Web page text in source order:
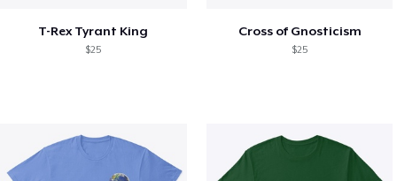
T-Rex Tyrant King
$25
Cross of Gnosticism
$25